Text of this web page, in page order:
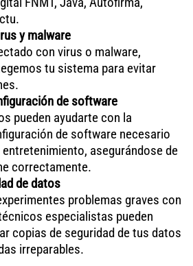
y malware
con virus o malware,
tu sistema para evitar
de software
pueden ayudarte con la
de software necesario
asegurándose de
correctamente.
de datos
problemas graves con
especialistas pueden
copias de seguridad de tus datos
irreparables.